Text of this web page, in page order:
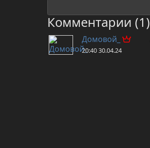
Комментарии (1)
Домовой_
20:40 30.04.24